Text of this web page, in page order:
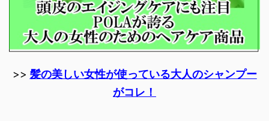
>> 髪の美しい女性が使っている大人のシャンプー
がコレ！